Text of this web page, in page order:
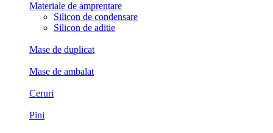
Materiale de amprentare
Silicon de condensare
Silicon de aditie
Mase de duplicat
Mase de ambalat
Ceruri
Pini